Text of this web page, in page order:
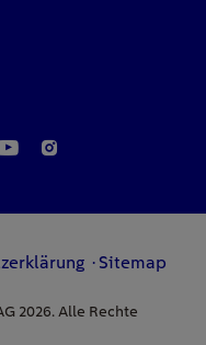
Sitemap
2026. Alle Rechte